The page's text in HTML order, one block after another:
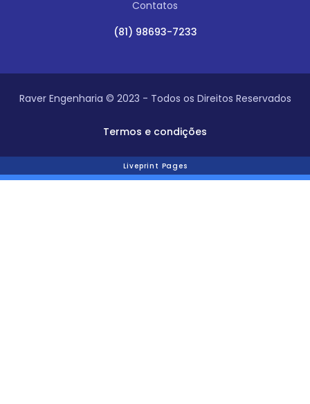
Contatos
(81) 98693-7233
Raver Engenharia © 2023 - Todos os Direitos Reservados
Termos e condições
Liveprint Pages